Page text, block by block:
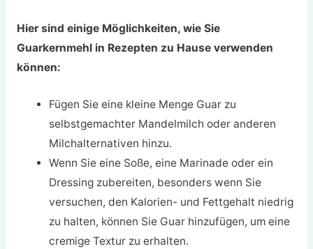
Hier sind einige Möglichkeiten, wie Sie
Guarkernmehl in Rezepten zu Hause verwenden
können:
Fügen Sie eine kleine Menge Guar zu
selbstgemachter Mandelmilch oder anderen
Milchalternativen hinzu.
Wenn Sie eine Soße, eine Marinade oder ein
Dressing zubereiten, besonders wenn Sie
versuchen, den Kalorien- und Fettgehalt niedrig
zu halten, können Sie Guar hinzufügen, um eine
cremige Textur zu erhalten.